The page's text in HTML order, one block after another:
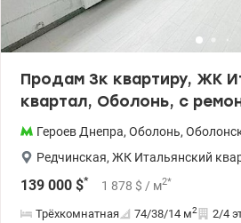
Продам 3к квартиру, ЖК
квартал, Оболонь, с
Героев Днепра, Оболонь,
Редчинская, ЖК Итальянский
139 000 $* 1 878 $ / м2*
Трёхкомнатная 74/38/14 м2 2/4